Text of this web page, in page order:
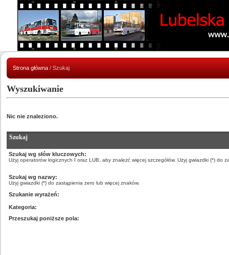
Strona główna / Szukaj
Wyszukiwanie
Nic nie znaleziono.
Szukaj
Szukaj wg słów kluczowych:
Użyj operatorów logicznych I oraz LUB, aby znależć więcej szczegółów. Użyj gwiazdki (*) do
Szukaj wg nazwy:
Użyj gwiazdki (*) do zastąpienia zero lub więcej znaków.
Szukanie wyrażeń:
Kategoria:
Przeszukaj poniższe pola: